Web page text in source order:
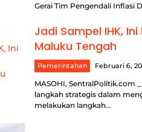
Gerai Tim Pengendali Inflasi
Jadi Sampel IHK,
Maluku Tengah
Pemerintahan Februari 6,
MASOHI, SentralPolitik.com
langkah strategis dalam
melakukan langkah…